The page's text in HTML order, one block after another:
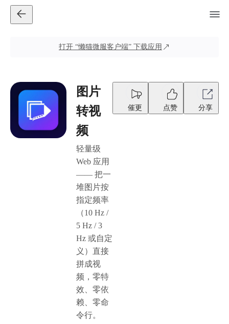
打开 “懒猫微服客户端” 下载应用
图片
转视
频
轻量级
Web 应用
—— 把一
堆图片按
指定频率
（10 Hz /
5 Hz / 3
Hz 或自定
义）直接
拼成视
频，零特
效、零依
赖、零命
令行。
催更 点赞 分享